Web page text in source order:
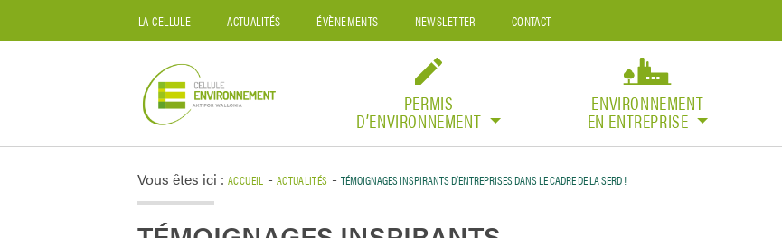
LA CELLULE ACTUALITÉS ÉVÈNEMENTS NEWSLETTER CONTACT
PERMIS
D’ENVIRONNEMENT
ENVIRONNEMENT
EN ENTREPRISE
Vous êtes ici : ACCUEIL - ACTUALITÉS - TÉMOIGNAGES INSPIRANTS D’ENTREPRISES DANS LE CADRE DE LA SERD !